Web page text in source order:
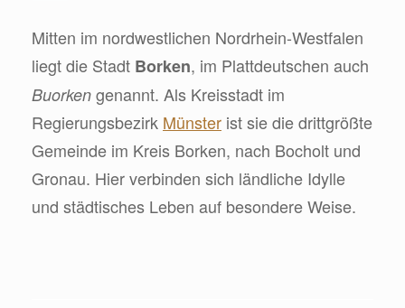
Mitten im nordwestlichen Nordrhein-Westfalen
liegt die Stadt Borken, im Plattdeutschen auch
Buorken genannt. Als Kreisstadt im
Regierungsbezirk Münster ist sie die drittgrößte
Gemeinde im Kreis Borken, nach Bocholt und
Gronau. Hier verbinden sich ländliche Idylle
und städtisches Leben auf besondere Weise.